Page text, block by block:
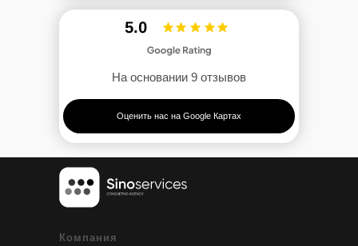
5.0
На основании 9 отзывов
Оценить нас на Google Картах
Компания